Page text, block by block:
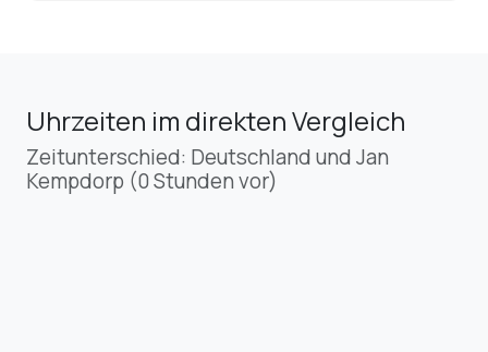
Uhrzeiten im direkten Vergleich
Zeitunterschied: Deutschland und Jan
Kempdorp (0 Stunden vor)